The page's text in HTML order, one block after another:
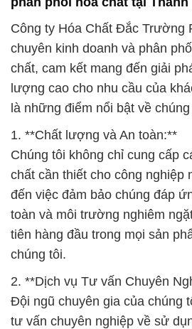
Công ty Hóa Chất Đắc Trường
chuyên kinh doanh và phân
chất, cam kết mang đến giải
lượng cao cho nhu cầu của
là những điểm nổi bật về chúng
1. **Chất lượng và An toàn:**
Chúng tôi không chỉ cung cấp
chất cần thiết cho công nghiệp
đến việc đảm bảo chúng đáp
toàn và môi trường nghiêm
tiên hàng đầu trong mọi sản
chúng tôi.
2. **Dịch vụ Tư vấn Chuyên
Đội ngũ chuyên gia của chúng
tư vấn chuyên nghiệp về sử